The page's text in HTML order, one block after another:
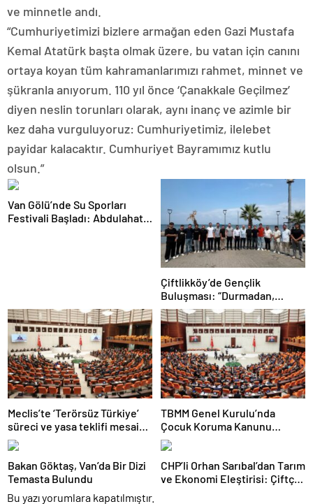
ve minnetle andı.
“Cumhuriyetimizi bizlere armağan eden Gazi Mustafa
Kemal Atatürk başta olmak üzere, bu vatan için canını
ortaya koyan tüm kahramanlarımızı rahmet, minnet ve
şükranla anıyorum. 110 yıl önce ‘Çanakkale Geçilmez’
diyen neslin torunları olarak, aynı inanç ve azimle bir
kez daha vurguluyoruz: Cumhuriyetimiz, ilelebet
payidar kalacaktır. Cumhuriyet Bayramımız kutlu
olsun.”
Van Gölü’nde Su Sporları
Festivali Başladı: Abdulahat
Çiftlikköy’de Gençlik
Buluşması: “Durmadan,
Yorulmadan Halkımızla İç İçe
Çalışacağız”
Meclis’te ‘Terörsüz Türkiye’
süreci ve yasa teklifi mesaisi:
Partilerden çarpıcı
açıklamalar
TBMM Genel Kurulu’nda
Çocuk Koruma Kanunu
teklifinde yeni maddeler
kabul edildi
Bakan Göktaş, Van’da Bir Dizi
Temasta Bulundu
CHP’li Orhan Sarıbal’dan Tarım
ve Ekonomi Eleştirisi: Çiftçi
Bu yazı yorumlara kapatılmıştır.